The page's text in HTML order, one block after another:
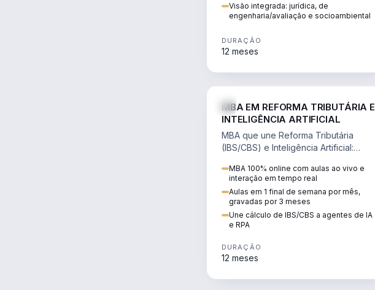
Visão integrada: jurídica, de
engenharia/avaliação e socioambiental
DURAÇÃO
12 meses
MBA EM REFORMA TRIBUTÁRIA E
INTELIGÊNCIA ARTIFICIAL
MBA que une Reforma Tributária
(IBS/CBS) e Inteligência Artificial:
RPA e automação da rotina fiscal.
MBA 100% online com aulas ao vivo e
interação em tempo real
Aulas em 1 final de semana por mês,
gravadas por 3 meses
Une cálculo de IBS/CBS a agentes de IA
e RPA
DURAÇÃO
12 meses